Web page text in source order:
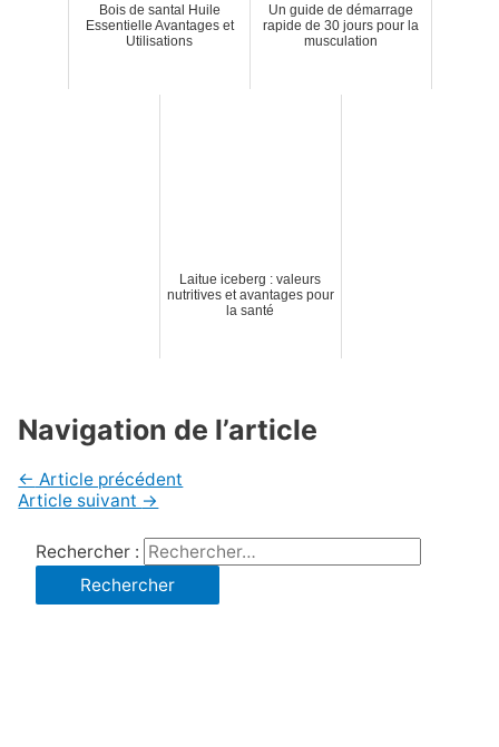
Bois de santal Huile
Essentielle Avantages et
Utilisations
Un guide de démarrage
rapide de 30 jours pour la
musculation
Laitue iceberg : valeurs
nutritives et avantages pour
la santé
Navigation de l’article
← Article précédent
Article suivant →
Rechercher :